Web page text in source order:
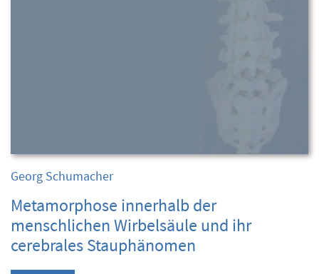
Georg Schumacher
Metamorphose innerhalb der
menschlichen Wirbelsäule und ihr
cerebrales Stauphänomen